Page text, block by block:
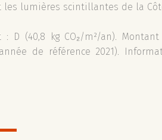
lumières scintillantes de la
D (40,8 kg CO₂/m²/an).
de référence 2021).